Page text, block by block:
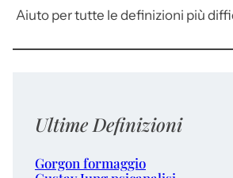
Aiuto per tutte le definizioni più
Ultime Definizioni
Gorgon formaggio